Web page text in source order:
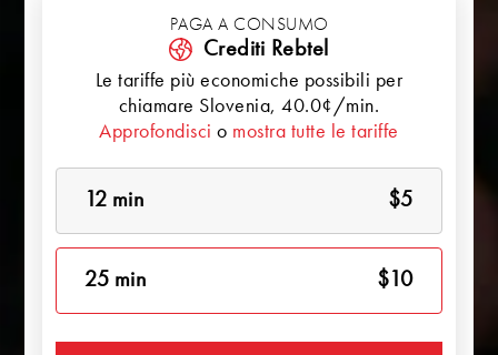
PAGA A CONSUMO
Crediti Rebtel
Le tariffe più economiche possibili per
chiamare Slovenia, 40.0¢/min.
Approfondisci o mostra tutte le tariffe
12 min $5
25 min $10